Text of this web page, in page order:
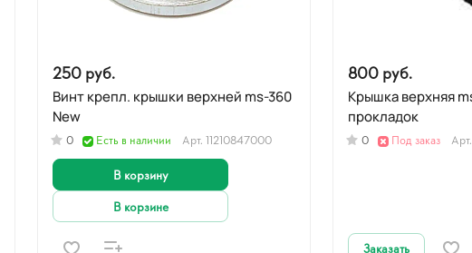
250 руб.
Винт крепл. крышки верхней ms-360
New
0 Есть в наличии Арт. 11210847000
В корзину
В корзине
800 руб.
Крышка верхняя ms-361,341 Набор
прокладок
0 Под заказ Арт.
Заказать